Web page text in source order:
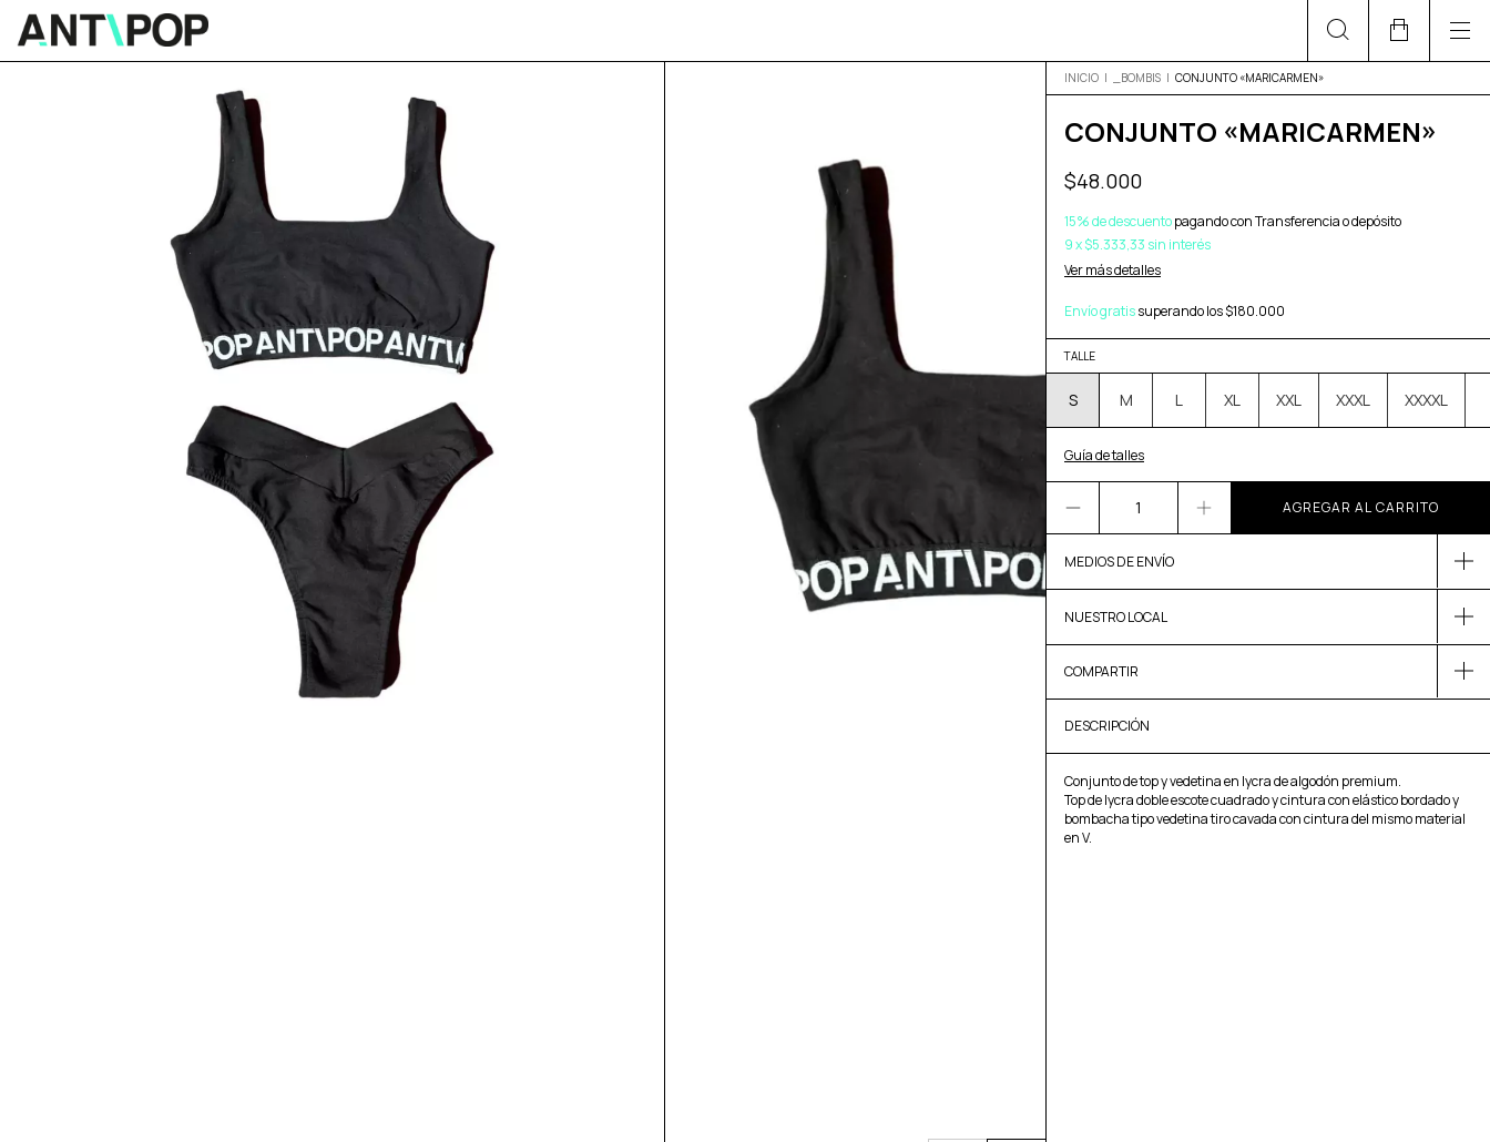
INICIO | _BOMBIS | CONJUNTO «MARICARMEN»
CONJUNTO «MARICARMEN»
$48.000
15% de descuentopagando con Transferencia o depósito
9x$5.333,33 sin interés
Ver más detalles
Envío gratissuperando los$180.000
TALLE
S M L XL XXL XXXL XXXXL
Guía de talles
MEDIOS DE ENVÍO
NUESTRO LOCAL
COMPARTIR
DESCRIPCIÓN
Conjunto de top y vedetina en lycra de algodón premium.
Top de lycra doble escote cuadrado y cintura con elástico bordado y
bombacha tipo vedetina tiro cavada con cintura del mismo material
en V.